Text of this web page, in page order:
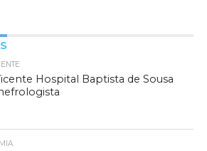
Hospital Baptista de Sousa